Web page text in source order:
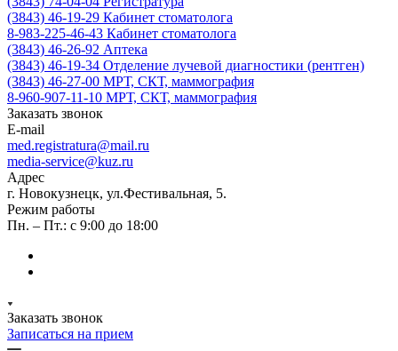
(3843) 46-19-29 Кабинет стоматолога
8-983-225-46-43 Кабинет стоматолога
(3843) 46-26-92 Аптека
(3843) 46-19-34 Отделение лучевой диагностики (рентген)
(3843) 46-27-00 МРТ, СКТ, маммография
8-960-907-11-10 МРТ, СКТ, маммография
Заказать звонок
E-mail
med.registratura@mail.ru
media-service@kuz.ru
Адрес
г. Новокузнецк, ул.Фестивальная, 5.
Режим работы
Пн. – Пт.: с 9:00 до 18:00
Заказать звонок
Записаться на прием